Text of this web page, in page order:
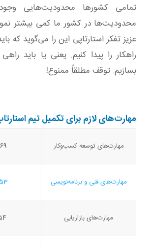
تمامی کشورها محدودیت‌هایی
محدودیت‌ها در کشور ما کمی بیشتر
عزیز تفکر استارتاپی این را می‌گوید که
راهکار را پیدا کنیم. یعنی یا باید
بسازیم. توقف مطلقاً ممنوع!
مهارت‌های لازم برای تکمیل تیم
مهارت‌های توسعه کسب‌وکار
مهارت‌های فنی و برنامه‌نویسی
مهارت‌های بازاریابی